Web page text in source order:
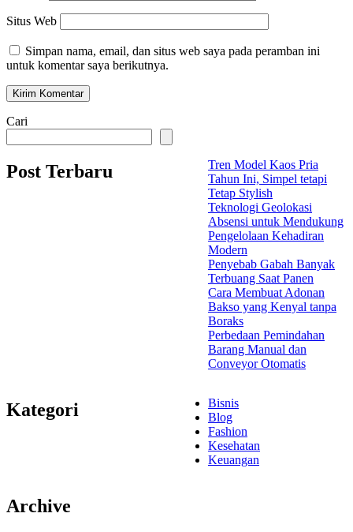
Situs Web
Simpan nama, email, dan situs web saya pada peramban ini
untuk komentar saya berikutnya.
Cari
Post Terbaru
Tren Model Kaos Pria
Tahun Ini, Simpel tetapi
Tetap Stylish
Teknologi Geolokasi
Absensi untuk Mendukung
Pengelolaan Kehadiran
Modern
Penyebab Gabah Banyak
Terbuang Saat Panen
Cara Membuat Adonan
Bakso yang Kenyal tanpa
Boraks
Perbedaan Pemindahan
Barang Manual dan
Conveyor Otomatis
Kategori
Bisnis
Blog
Fashion
Kesehatan
Keuangan
Archive